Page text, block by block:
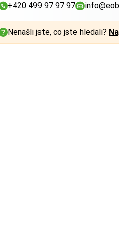
+420 499 97 97 97
Nenašli jste, co jste hledali?